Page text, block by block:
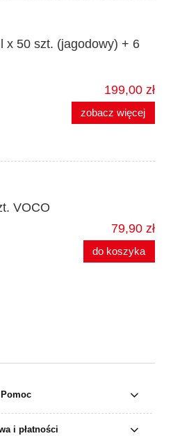
x 50 szt. (jagodowy) + 6
199,00 zł
zobacz więcej
VOCO
79,90 zł
do koszyka
Pomoc
i płatności